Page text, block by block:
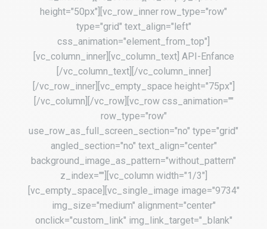
height="50px"][vc_row_inner row_type="row"
type="grid" text_align="left"
css_animation="element_from_top"]
[vc_column_inner][vc_column_text] API-Enfance
[/vc_column_text][/vc_column_inner]
[/vc_row_inner][vc_empty_space height="75px"]
[/vc_column][/vc_row][vc_row css_animation=""
row_type="row"
use_row_as_full_screen_section="no" type="grid"
angled_section="no" text_align="center"
background_image_as_pattern="without_pattern"
z_index=""][vc_column width="1/3"]
[vc_empty_space][vc_single_image image="9734"
img_size="medium" alignment="center"
onclick="custom_link" img_link_target="_blank"